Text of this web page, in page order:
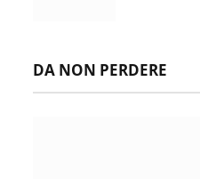
DA NON PERDERE